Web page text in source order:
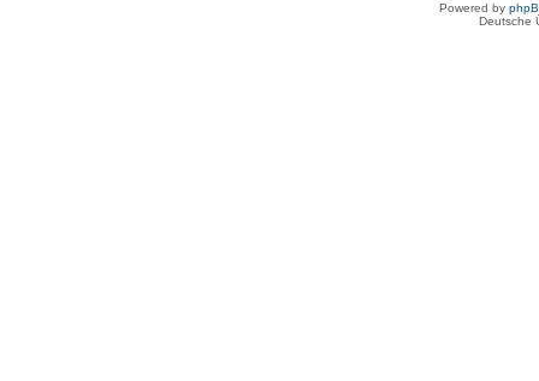
Powered by
Deutsche